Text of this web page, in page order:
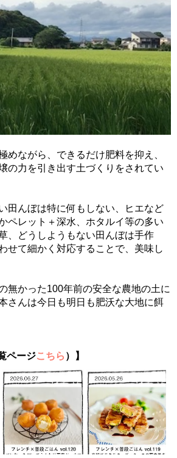
めながら、できるだけ肥料を抑え、
の力を引き出す土づくりをされてい
田んぼは特に何もしない、ヒエなど
ペレット＋深水、ホタルイ等の多い
、どうしようもない田んぼは手作
せて細かく対応することで、美味し
無かった100年前の安全な農地の土に
さんは今日も明日も肥沃な大地に餌
ページこちら ）】